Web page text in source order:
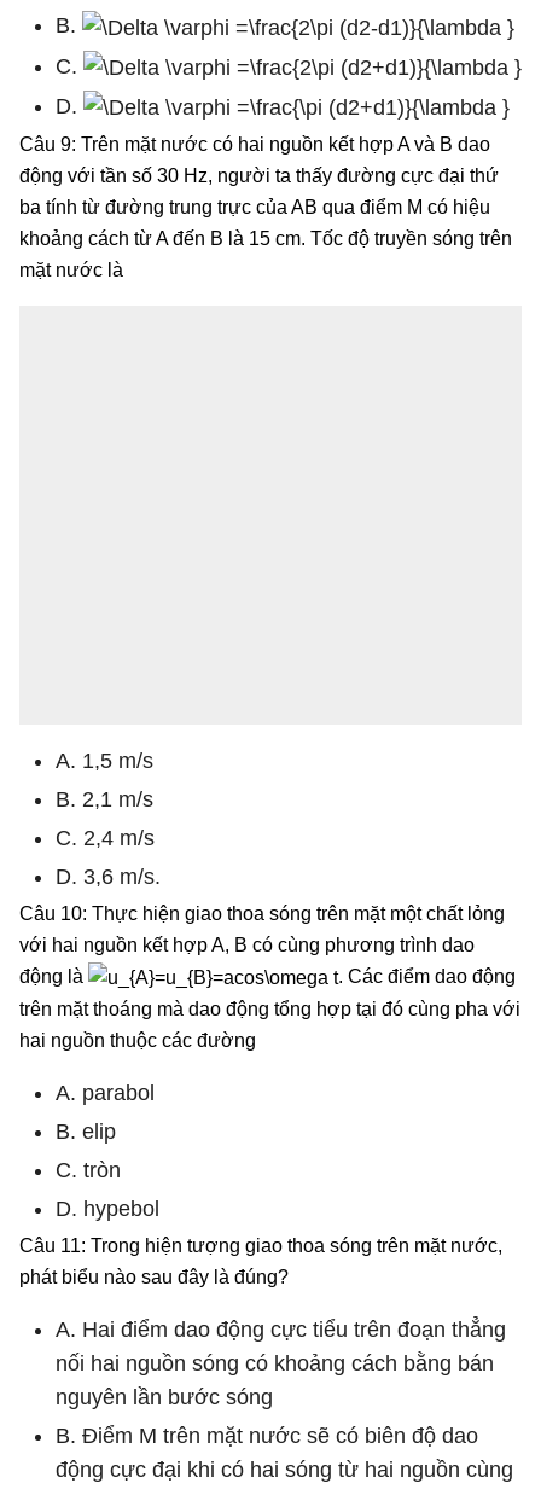
B.
C.
D.
Câu 9: Trên mặt nước có hai nguồn kết hợp A và B dao
động với tần số 30 Hz, người ta thấy đường cực đại thứ
ba tính từ đường trung trực của AB qua điểm M có hiệu
khoảng cách từ A đến B là 15 cm. Tốc độ truyền sóng trên
mặt nước là
A. 1,5 m/s
B. 2,1 m/s
C. 2,4 m/s
D. 3,6 m/s.
Câu 10: Thực hiện giao thoa sóng trên mặt một chất lỏng
với hai nguồn kết hợp A, B có cùng phương trình dao
động là
. Các điểm dao động
trên mặt thoáng mà dao động tổng hợp tại đó cùng pha với
hai nguồn thuộc các đường
A. parabol
B. elip
C. tròn
D. hypebol
Câu 11: Trong hiện tượng giao thoa sóng trên mặt nước,
phát biểu nào sau đây là đúng?
A. Hai điểm dao động cực tiểu trên đoạn thẳng
nối hai nguồn sóng có khoảng cách bằng bán
nguyên lần bước sóng
B. Điểm M trên mặt nước sẽ có biên độ dao
động cực đại khi có hai sóng từ hai nguồn cùng